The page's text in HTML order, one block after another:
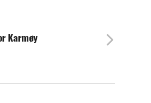
Karmøy